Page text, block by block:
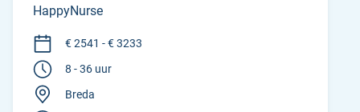
HappyNurse
€ 2541 - € 3233
8 - 36 uur
Breda